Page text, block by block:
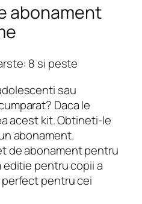
abonament
8 si peste
sau
Daca le
acest kit. Obtineti-le
abonament.
de abonament pentru
pentru copii a
pentru cei